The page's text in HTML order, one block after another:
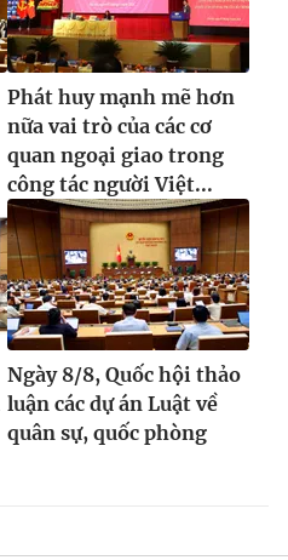
Phát huy mạnh mẽ hơn
nữa vai trò của các cơ
quan ngoại giao trong
công tác người Việt...
Ngày 8/8, Quốc hội thảo
luận các dự án Luật về
quân sự, quốc phòng